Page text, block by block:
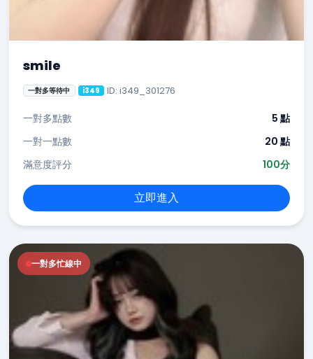
smile
一對多等待中 i349 ID: i349_301276
一對多點數
5 點
一對一點數
20 點
滿意度評分
100分
立即進入
一對多忙線中